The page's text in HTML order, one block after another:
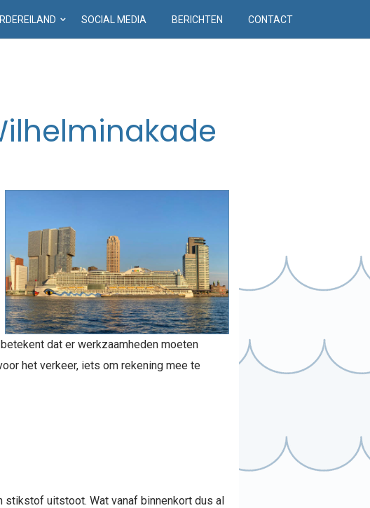
SOCIAL MEDIA BERICHTEN CONTACT
dat er werkzaamheden moeten
het verkeer, iets om rekening mee te
stikstof uitstoot. Wat vanaf binnenkort dus al